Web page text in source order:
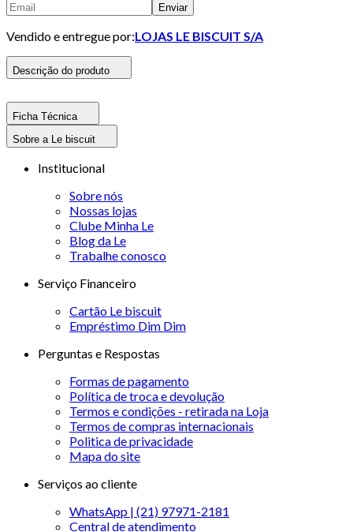
Enviar
Vendido e entregue por:LOJAS LE BISCUIT S/A
Descrição do produto
Ficha Técnica
Sobre a Le biscuit
Institucional
Sobre nós
Nossas lojas
Clube Minha Le
Blog da Le
Trabalhe conosco
Serviço Financeiro
Cartão Le biscuit
Empréstimo Dim Dim
Perguntas e Respostas
Formas de pagamento
Política de troca e devolução
Termos e condições - retirada na Loja
Termos de compras internacionais
Politica de privacidade
Mapa do site
Serviços ao cliente
WhatsApp | (21) 97971-2181
Central de atendimento